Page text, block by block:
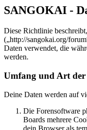
SANGOKAI -
Diese Richtlinie
(„http://sangokai.org/
Daten verwendet, die
werden.
Umfang und Art der
Deine Daten werden auf
Die Forensoftware
Boards mehrere
dein Browser als